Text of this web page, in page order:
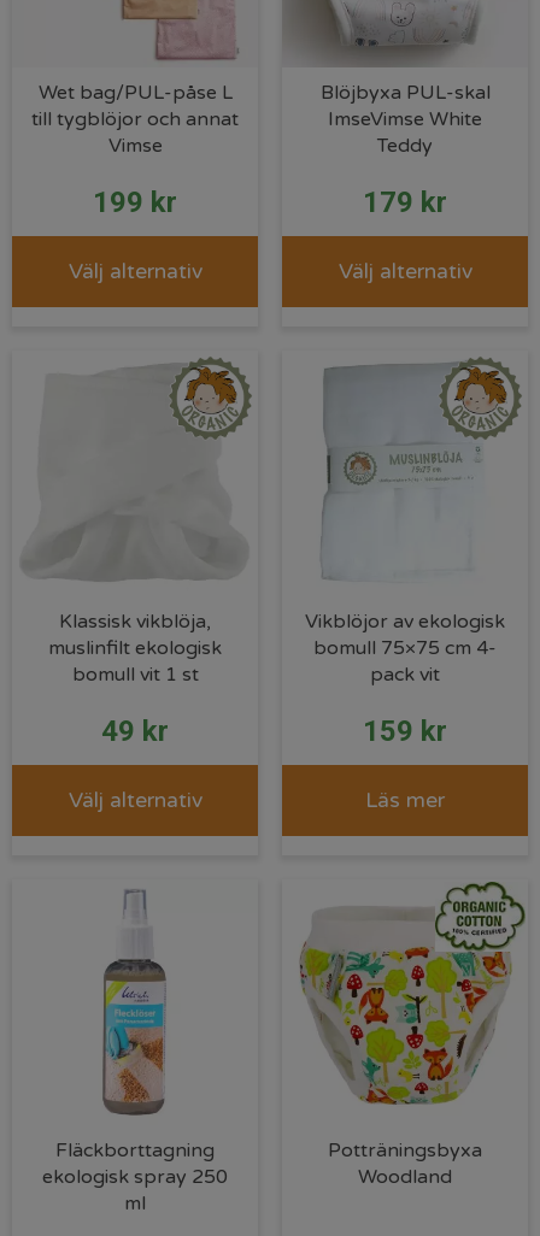
Wet bag/PUL-påse L
till tygblöjor och annat
Vimse
199 kr
Välj alternativ
Blöjbyxa PUL-skal
ImseVimse White
Teddy
179 kr
Välj alternativ
Klassisk vikblöja,
muslinfilt ekologisk
bomull vit 1 st
49 kr
Välj alternativ
Vikblöjor av ekologisk
bomull 75×75 cm 4-
pack vit
159 kr
Läs mer
Fläckborttagning
ekologisk spray 250
ml
Potträningsbyxa
Woodland